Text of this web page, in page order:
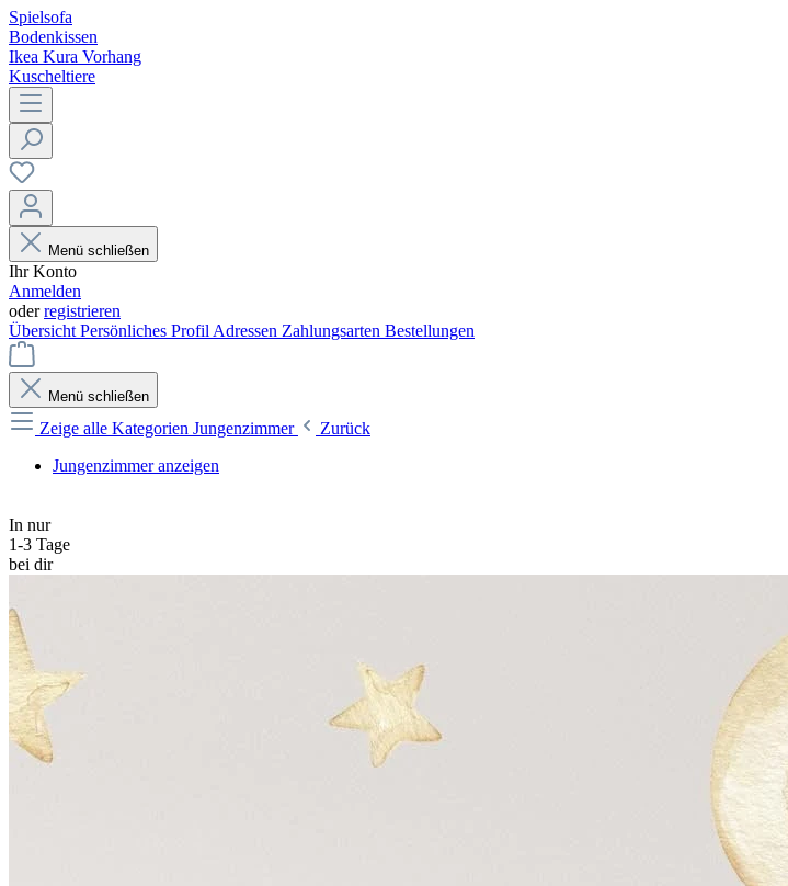
Spielsofa
Bodenkissen
Ikea Kura Vorhang
Kuscheltiere
Menü schließen
Ihr Konto
Anmelden
oderregistrieren
Übersicht Persönliches Profil Adressen Zahlungsarten Bestellungen
Menü schließen
Zeige alle Kategorien Jungenzimmer
Zurück
Jungenzimmer anzeigen
In nur
1-3 Tage
bei dir